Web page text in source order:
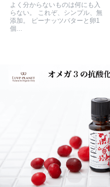
よく分からないものは何にも入
らない。 これぞ、シンプル、無
添加。 ピーナッツバターと卵1
個...